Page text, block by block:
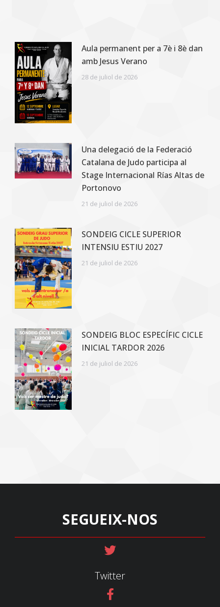
Aula permanent per a 7è i 8è dan
amb Jesus Verano
28 de juliol de 2026
Una delegació de la Federació
Catalana de Judo participa al
Stage Internacional Rías Altas de
Portonovo
21 de juliol de 2026
SONDEIG CICLE SUPERIOR
INTENSIU ESTIU 2027
21 de juliol de 2026
SONDEIG BLOC ESPECÍFIC CICLE
INICIAL TARDOR 2026
21 de juliol de 2026
SEGUEIX-NOS
Twitter